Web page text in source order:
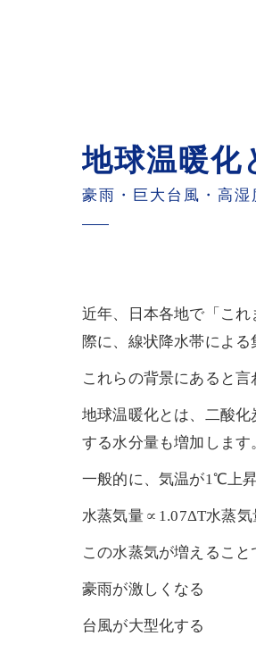
地球温暖化
豪雨・巨大台風・高
近年、日本各地で「こ
際に、線状降水帯によ
これらの背景にあると言
地球温暖化とは、二酸
する水分量も増加します
一般的に、気温が1℃上
水蒸気量∝1.07ΔT水蒸
この水蒸気が増えること
豪雨が激しくなる
台風が大型化する